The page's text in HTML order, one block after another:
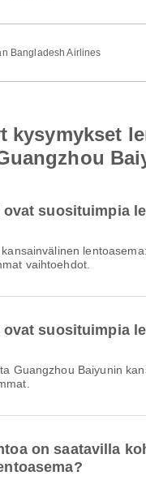
Bangladesh Airlines
kysymykset
suosituimpia
kansainvälinen
vaihtoehdot.
suosituimpia
Guangzhou Baiyunin
on saatavilla